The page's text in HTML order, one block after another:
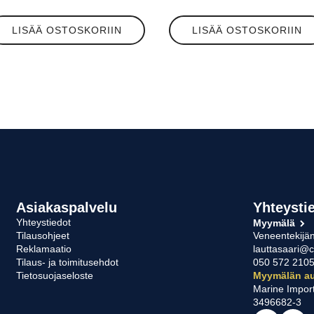
LISÄÄ OSTOSKORIIN LISÄÄ OSTOSKORIIN
Asiakaspalvelu
Yhteystiedot
Tilausohjeet
Reklamaatio
Tilaus- ja toimitusehdot
Tietosuojaseloste
Myymälä
050 572 2105
Myymälän
Marine
3496682-3